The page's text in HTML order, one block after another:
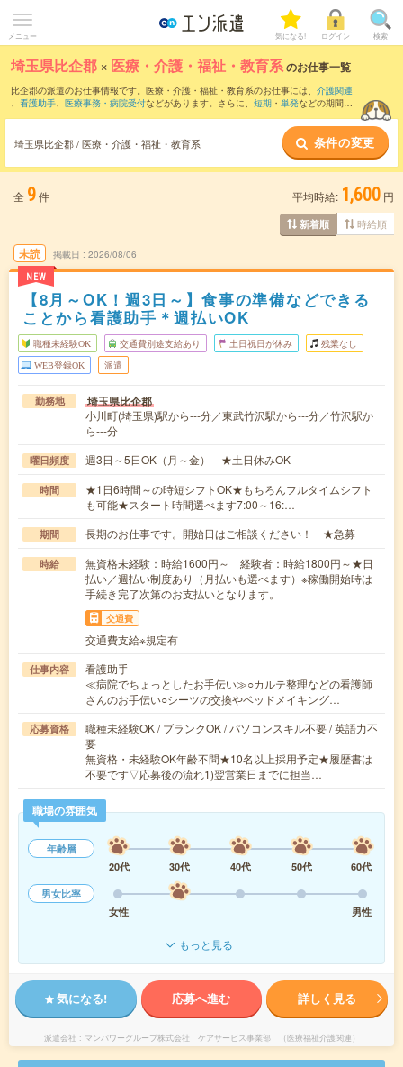
メニュー 気になる! ログイン 検索
埼玉県比企郡 × 医療・介護・福祉・教育系のお仕事一覧
比企郡の派遣のお仕事情報です。医療・介護・福祉・教育系のお仕事には、 介護関連
、 看護助手、 医療事務・病院受付などがあります。さらに、 短期 ・ 単発などの期間
埼玉県比企郡 / 医療・介護・福祉・教育系 条件の変更
全 9件 平均時給: 1,600 円
新着順 時給順
未読
NEW
掲載日 2026/08/06
【8月～OK！週3日～】食事の準備などできる
ことから看護助手＊週払いOK
職種未経験OK 交通費別途支給あり 土日祝日が休み 残業なし
WEB登録OK 派遣
勤務地 埼玉県比企郡
小川町(埼玉県)駅から---分／東武竹沢駅から---分／竹沢駅か
ら---分
曜日頻度 週3日～5日OK（月～金） ★土日休みOK
時間
★1日6時間～の時短シフトOK★もちろんフルタイムシフト
も可能★スタート時間選べます7:00～16:…
期間 長期のお仕事です。開始日はご相談ください！ ★急募
時給
無資格未経験：時給1600円～ 経験者：時給1800円～★日
払い／週払い制度あり（月払いも選べます）※稼働開始時は
手続き完了次第のお支払いとなります。
交通費
交通費支給※規定有
仕事内容
看護助手
≪病院でちょっとしたお手伝い≫○カルテ整理などの看護師
さんのお手伝い○シーツの交換やベッドメイキング…
応募資格
職種未経験OK / ブランクOK / パソコンスキル不要 / 英語力不
要
無資格・未経験OK年齢不問★10名以上採用予定★履歴書は
不要です▽応募後の流れ1)翌営業日までに担当…
職場の雰囲気
年齢層
20代
30代 40代 50代
60代
男女比率
女性
男性
もっと見る
気になる! 応募へ進む 詳しく見る
派遣会社 マンパワーグループ株式会社 ケアサービス事業部 （医療福祉介護関連）